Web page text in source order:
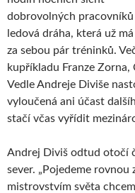
dobrovolných pracovníků
ledová dráha, která už má
za sebou pár tréninků.
kupříkladu Franze Zorna,
Vedle Andreje Diviše
vyloučená ani účast
stačí včas vyřídit
Andrej Diviš odtud otočí
sever. „Pojedeme rovnou
mistrovstvím světa